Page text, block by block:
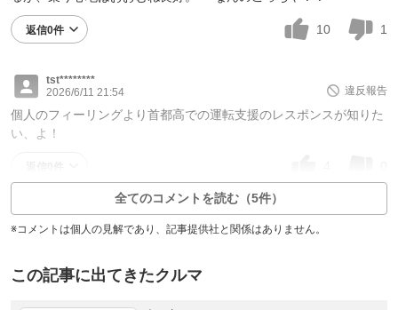
返信0件 10 1
tst********
2026/6/11 21:54
違反報告
個人のフィーリングより首都高での運転支援のレスポンスが知りた
い、よ！
全てのコメントを読む（5件）
※コメントは個人の見解であり、記事提供社と関係はありません。
この記事に出てきたクルマ